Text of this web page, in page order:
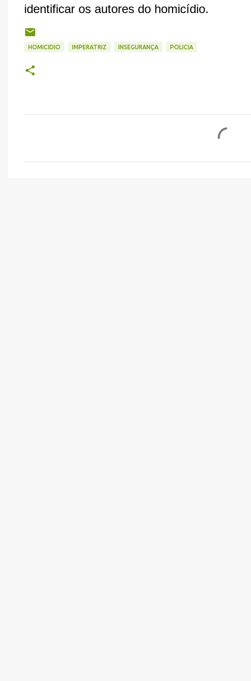
identificar os autores do homicídio.
HOMICIDIO IMPERATRIZ INSEGURANÇA POLICIA